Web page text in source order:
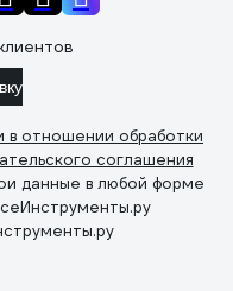
в отношении обработки
соглашения
данные в любой форме